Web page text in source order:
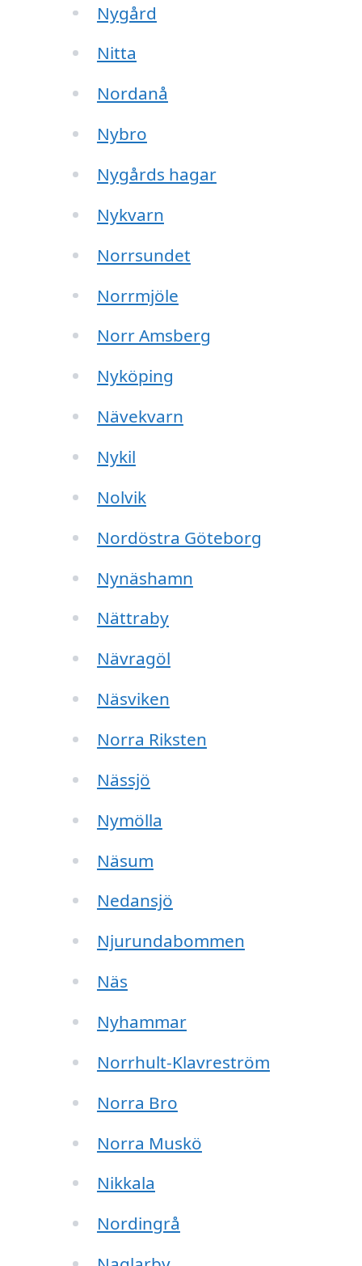
Nygård
Nitta
Nordanå
Nybro
Nygårds hagar
Nykvarn
Norrsundet
Norrmjöle
Norr Amsberg
Nyköping
Nävekvarn
Nykil
Nolvik
Nordöstra Göteborg
Nynäshamn
Nättraby
Nävragöl
Näsviken
Norra Riksten
Nässjö
Nymölla
Näsum
Nedansjö
Njurundabommen
Näs
Nyhammar
Norrhult-Klavreström
Norra Bro
Norra Muskö
Nikkala
Nordingrå